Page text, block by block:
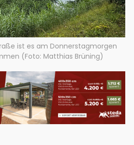
ist es am Donnerstagmorgen
(Foto: Matthias Brüning)